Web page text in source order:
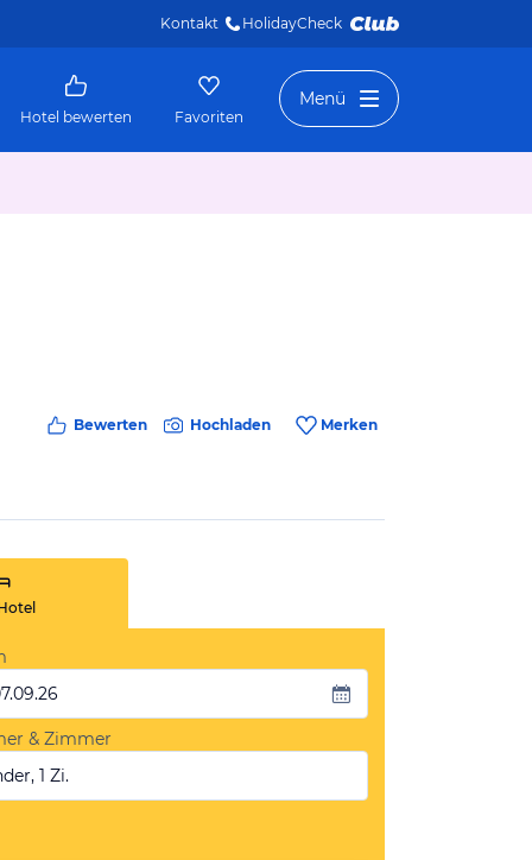
Kontakt HolidayCheck
Hotel bewerten Favoriten
Menü
Bewerten Hochladen Merken
& Zimmer
1 Zi.